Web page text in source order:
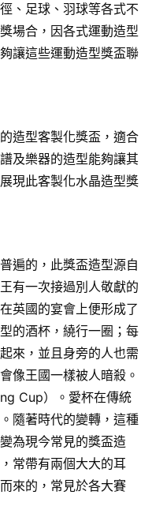
、足球、羽球等各式不
場合，因各式運動造型
讓這些運動造型獎盃聯
造型客製化獎盃，適合
及樂器的造型能夠讓其
現此客製化水晶造型獎
遍的，此獎盃造型源自
有一次接過別人敬獻的
英國的宴會上便形成了
的酒杯，繞行一圈；每
來，並且身旁的人也需
像王國一樣被人暗殺。
Cup）。愛杯在傳統
隨著時代的變轉，這種
為現今常見的獎盃造
常帶有兩個大大的耳
來的，常見於各大賽